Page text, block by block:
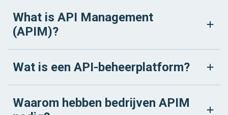
What is API Management
(APIM)?
Wat is een API-beheerplatform?
Waarom hebben bedrijven APIM